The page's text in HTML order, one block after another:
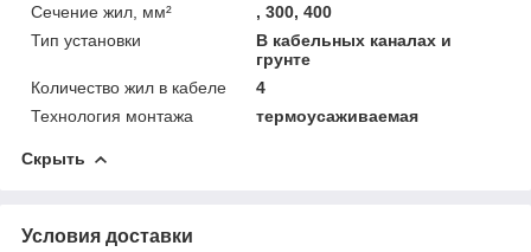
Сечение жил, мм²
, 300, 400
Тип установки
В кабельных каналах и
грунте
Количество жил в кабеле
4
Технология монтажа
термоусаживаемая
Скрыть
Условия доставки